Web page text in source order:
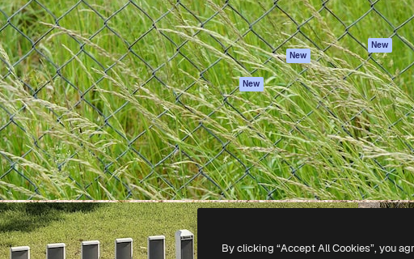
Texto para voz
Conteúdo de stock
MCP para
Claude/ChatGPT
New
Agentes New
API
App móvel
Todas as
ferramentas
Política de
privacidade
Originais New
Política de
Central de
confiabilidade
Afiliados
Empresas
© 2010-2026Freepik Company S.L.U.Todos os direitos reservados.
By clicking “Accept All Cookies”, you